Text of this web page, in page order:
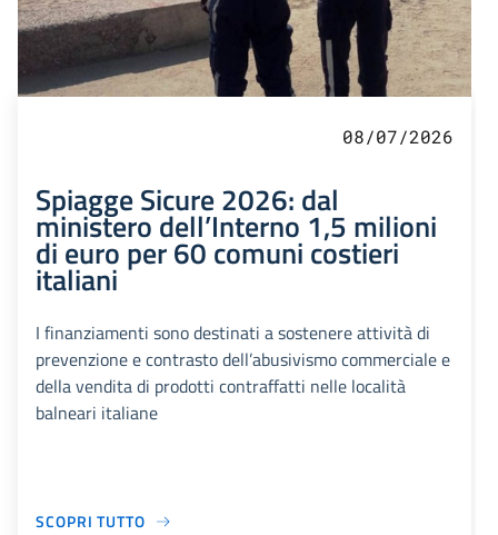
08/07/2026
Spiagge Sicure 2026: dal
ministero dell’Interno 1,5 milioni
di euro per 60 comuni costieri
italiani
I finanziamenti sono destinati a sostenere attività di
prevenzione e contrasto dell’abusivismo commerciale e
della vendita di prodotti contraffatti nelle località
balneari italiane
SCOPRI TUTTO